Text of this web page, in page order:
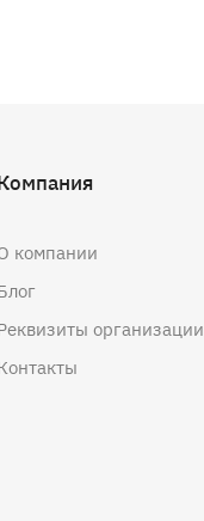
компании
организации